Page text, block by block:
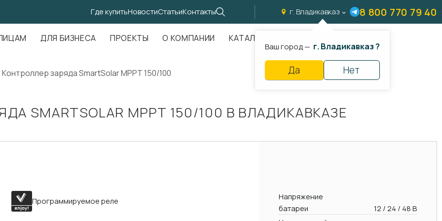
Где купитьНовостиСтатьиКонтакты г. Владикавказ
Ваш город — г. Владикавказ ?
Да Нет
8 800 770 79 40
ДЛЯ БИЗНЕСА ПРОЕКТЫ О КОМПАНИИ КАТАЛОГ
Контроллер заряда SmartSolar MPPT 150/100
SMARTSOLAR MPPT 150/100 В ВЛАДИКАВКАЗЕ
Программируемое реле
Напряжение
батареи
12 / 24 / 48 В
д. 107, оф. 707